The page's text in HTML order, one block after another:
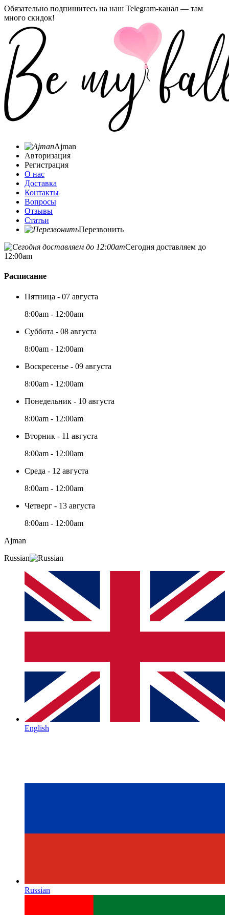
Обязательно подпишитесь на наш Telegram-канал — там
много скидок!
Ajman
Авторизация
Регистрация
О нас
Доставка
Контакты
Вопросы
Отзывы
Статьи
Перезвонить
Сегодня доставляем до
12:00am
Расписание
Пятница - 07 августа
8:00am - 12:00am
Суббота - 08 августа
8:00am - 12:00am
Воскресенье - 09 августа
8:00am - 12:00am
Понедельник - 10 августа
8:00am - 12:00am
Вторник - 11 августа
8:00am - 12:00am
Среда - 12 августа
8:00am - 12:00am
Четверг - 13 августа
8:00am - 12:00am
Ajman
Russian
English
Russian